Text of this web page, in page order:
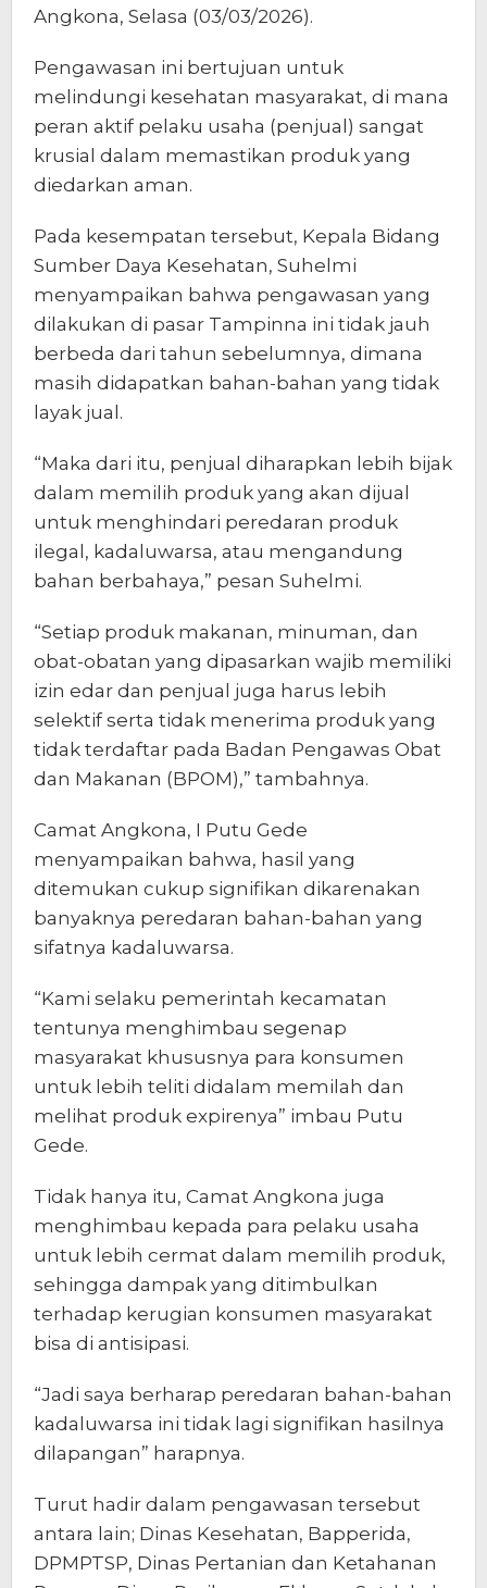
Angkona, Selasa (03/03/2026).
Pengawasan ini bertujuan untuk
melindungi kesehatan masyarakat, di mana
peran aktif pelaku usaha (penjual) sangat
krusial dalam memastikan produk yang
diedarkan aman.
Pada kesempatan tersebut, Kepala Bidang
Sumber Daya Kesehatan, Suhelmi
menyampaikan bahwa pengawasan yang
dilakukan di pasar Tampinna ini tidak jauh
berbeda dari tahun sebelumnya, dimana
masih didapatkan bahan-bahan yang tidak
layak jual.
“Maka dari itu, penjual diharapkan lebih bijak
dalam memilih produk yang akan dijual
untuk menghindari peredaran produk
ilegal, kadaluwarsa, atau mengandung
bahan berbahaya,” pesan Suhelmi.
“Setiap produk makanan, minuman, dan
obat-obatan yang dipasarkan wajib memiliki
izin edar dan penjual juga harus lebih
selektif serta tidak menerima produk yang
tidak terdaftar pada Badan Pengawas Obat
dan Makanan (BPOM),” tambahnya.
Camat Angkona, I Putu Gede
menyampaikan bahwa, hasil yang
ditemukan cukup signifikan dikarenakan
banyaknya peredaran bahan-bahan yang
sifatnya kadaluwarsa.
“Kami selaku pemerintah kecamatan
tentunya menghimbau segenap
masyarakat khususnya para konsumen
untuk lebih teliti didalam memilah dan
melihat produk expirenya” imbau Putu
Gede.
Tidak hanya itu, Camat Angkona juga
menghimbau kepada para pelaku usaha
untuk lebih cermat dalam memilih produk,
sehingga dampak yang ditimbulkan
terhadap kerugian konsumen masyarakat
bisa di antisipasi.
“Jadi saya berharap peredaran bahan-bahan
kadaluwarsa ini tidak lagi signifikan hasilnya
dilapangan” harapnya.
Turut hadir dalam pengawasan tersebut
antara lain; Dinas Kesehatan, Bapperida,
DPMPTSP, Dinas Pertanian dan Ketahanan